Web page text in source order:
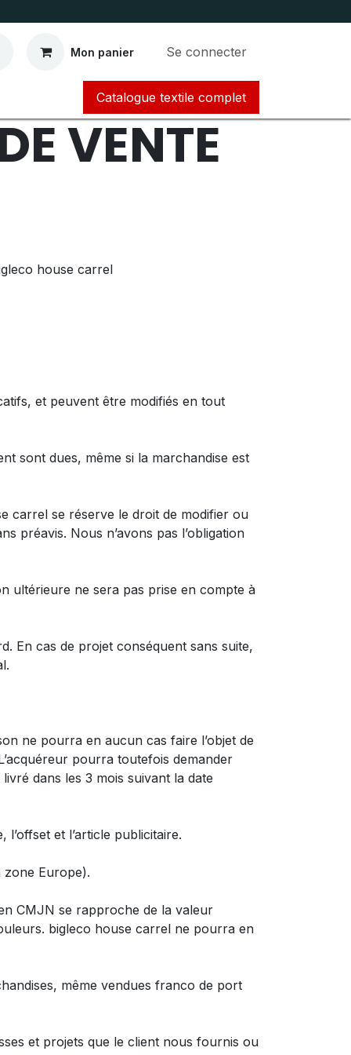
Mon panier Se connecter
Catalogue textile complet​​​​​​
VENTE
house carrel
et peuvent être modifiés en tout
sont dues, même si la marchandise est
carrel se réserve le droit de modifier ou
préavis. Nous n’avons pas l’obligation
ultérieure ne sera pas prise en compte à
En cas de projet conséquent sans suite,
ne pourra en aucun cas faire l’objet de
pourra toutefois demander
dans les 3 mois suivant la date
et l’article publicitaire.
zone Europe).
CMJN se rapproche de la valeur
bigleco house carrel ne pourra en
même vendues franco de port
et projets que le client nous fournis ou